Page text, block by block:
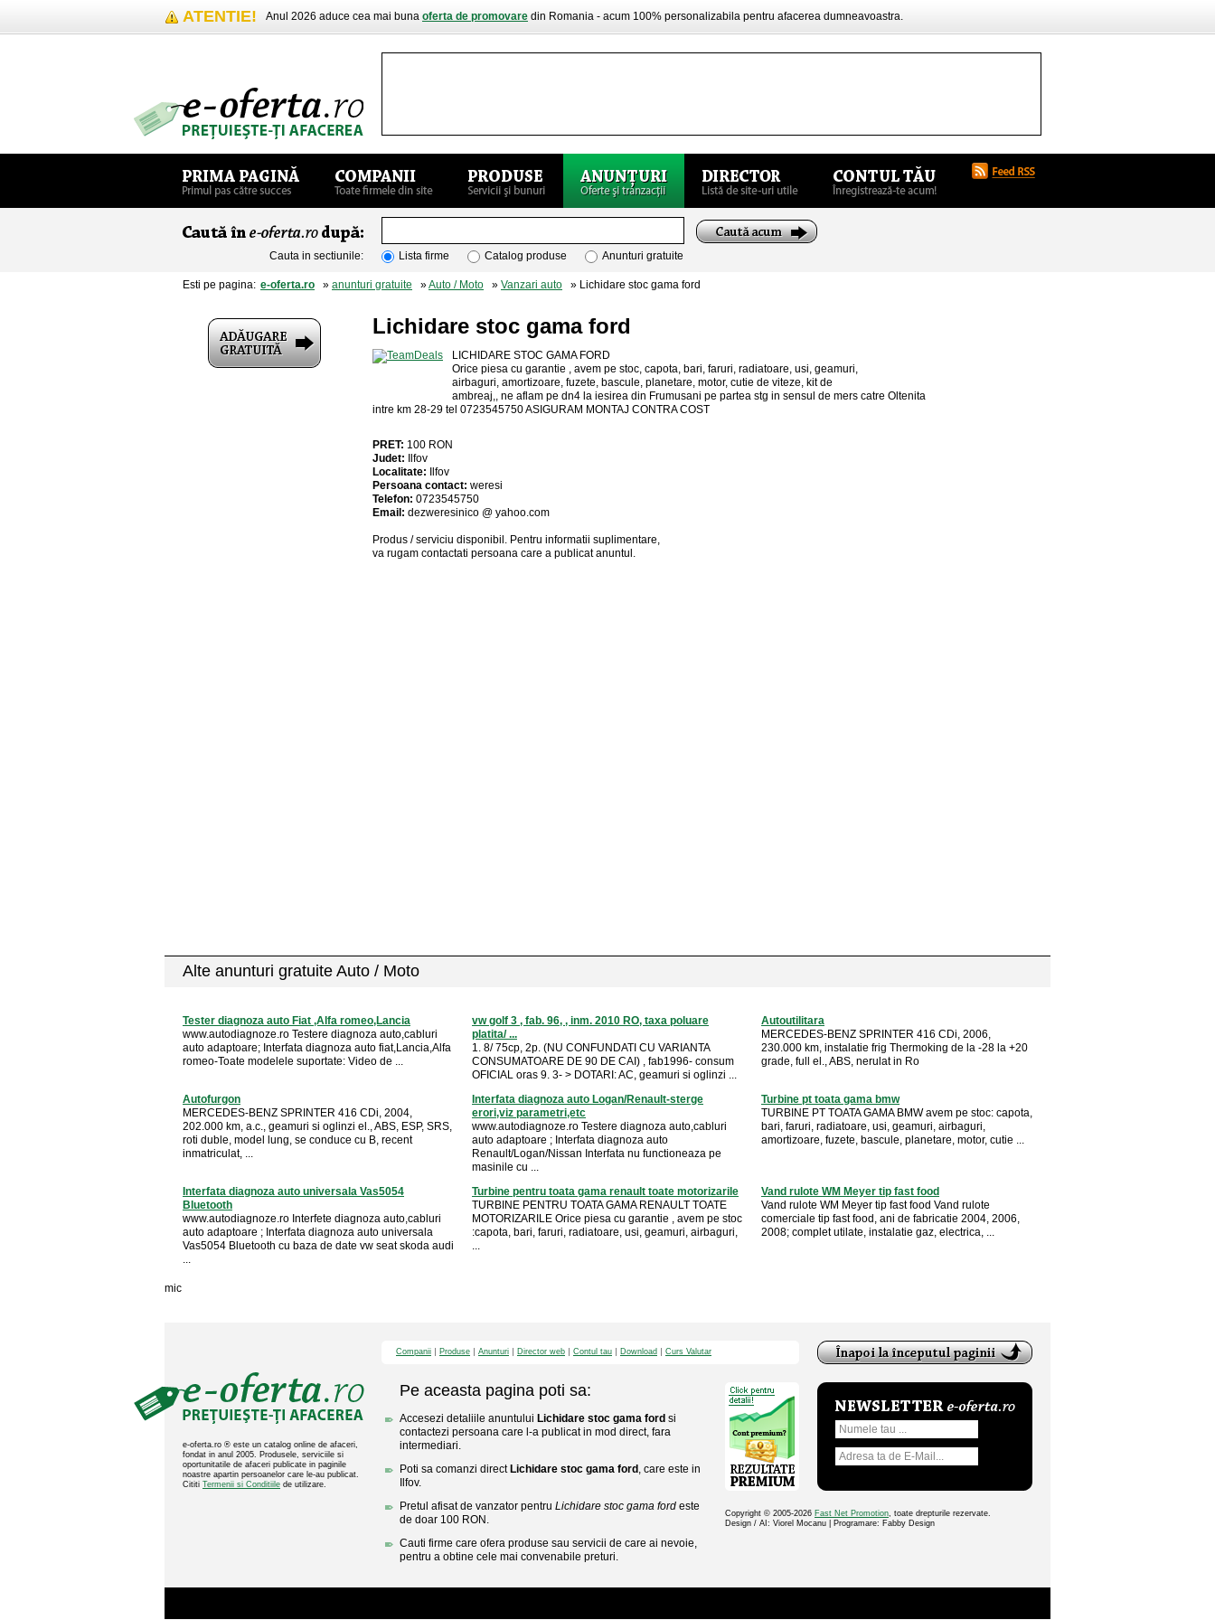
ATENTIE! Anul 2026 aduce cea mai buna oferta de promovare din Romania - acum 100% personalizabila pentru afacerea dumneavoastra.
Cauta in sectiunile: Lista firme Catalog produse Anunturi gratuite
Esti pe pagina: e-oferta.ro » anunturi gratuite »Auto / Moto » Vanzari auto » Lichidare stoc gama ford
Lichidare stoc gama ford
LICHIDARE STOC GAMA FORD
Orice piesa cu garantie , avem pe stoc, capota, bari, faruri, radiatoare, usi, geamuri,
airbaguri, amortizoare, fuzete, bascule, planetare, motor, cutie de viteze, kit de
ambreaj,, ne aflam pe dn4 la iesirea din Frumusani pe partea stg in sensul de mers catre Oltenita
intre km 28-29 tel 0723545750 ASIGURAM MONTAJ CONTRA COST
PRET: 100 RON
Judet:
Ilfov
Localitate:
Ilfov
Persoana contact: weresi
Telefon: 0723545750
Email: dezweresinico @ yahoo.com
Produs / serviciu disponibil . Pentru informatii suplimentare,
va rugam contactati persoana care a publicat anuntul.
Alte anunturi gratuite Auto / Moto
Tester diagnoza auto Fiat ,Alfa romeo,Lancia
www.autodiagnoze.ro Testere diagnoza auto,cabluri
auto adaptoare; Interfata diagnoza auto fiat,Lancia,Alfa
romeo-Toate modelele suportate: Video de ...
vw golf 3 , fab. 96, , inm. 2010 RO, taxa poluare
platita/ ...
1. 8/ 75cp, 2p. (NU CONFUNDATI CU VARIANTA
CONSUMATOARE DE 90 DE CAI) , fab1996- consum
OFICIAL oras 9. 3- > DOTARI: AC, geamuri si oglinzi ...
Autoutilitara
MERCEDES-BENZ SPRINTER 416 CDi, 2006,
230.000 km, instalatie frig Thermoking de la -28 la +20
grade, full el., ABS, nerulat in Ro
Autofurgon
MERCEDES-BENZ SPRINTER 416 CDi, 2004,
202.000 km, a.c., geamuri si oglinzi el., ABS, ESP, SRS,
roti duble, model lung, se conduce cu B, recent
inmatriculat, ...
Interfata diagnoza auto Logan/Renault-sterge
erori,viz parametri,etc
www.autodiagnoze.ro Testere diagnoza auto,cabluri
auto adaptoare ; Interfata diagnoza auto
Renault/Logan/Nissan Interfata nu functioneaza pe
masinile cu ...
Turbine pt toata gama bmw
TURBINE PT TOATA GAMA BMW avem pe stoc: capota,
bari, faruri, radiatoare, usi, geamuri, airbaguri,
amortizoare, fuzete, bascule, planetare, motor, cutie ...
Interfata diagnoza auto universala Vas5054
Bluetooth
www.autodiagnoze.ro Interfete diagnoza auto,cabluri
auto adaptoare ; Interfata diagnoza auto universala
Vas5054 Bluetooth cu baza de date vw seat skoda audi
...
Turbine pentru toata gama renault toate motorizarile
TURBINE PENTRU TOATA GAMA RENAULT TOATE
MOTORIZARILE Orice piesa cu garantie , avem pe stoc
:capota, bari, faruri, radiatoare, usi, geamuri, airbaguri,
...
Vand rulote WM Meyer tip fast food
Vand rulote WM Meyer tip fast food Vand rulote
comerciale tip fast food, ani de fabricatie 2004, 2006,
2008; complet utilate, instalatie gaz, electrica, ...
mic
e-oferta.ro ® este un catalog online de afaceri,
fondat in anul 2005. Produsele, serviciile si
oportunitatile de afaceri publicate in paginile
noastre apartin persoanelor care le-au publicat.
Cititi Termenii si Conditiile de utilizare.
Companii Produse Anunturi Director web Contul tau Download Curs Valutar
Pe aceasta pagina poti sa:
Accesezi detaliile anuntului Lichidare stoc gama ford si
contactezi persoana care l-a publicat in mod direct, fara
intermediari.
Poti sa comanzi direct Lichidare stoc gama ford , care este in
Ilfov.
Pretul afisat de vanzator pentru Lichidare stoc gama ford este
de doar 100 RON.
Cauti firme care ofera produse sau servicii de care ai nevoie,
pentru a obtine cele mai convenabile preturi.
Copyright © 2005-2026 Fast Net Promotion, toate drepturile rezervate.
Design / AI: Viorel Mocanu | Programare: Fabby Design